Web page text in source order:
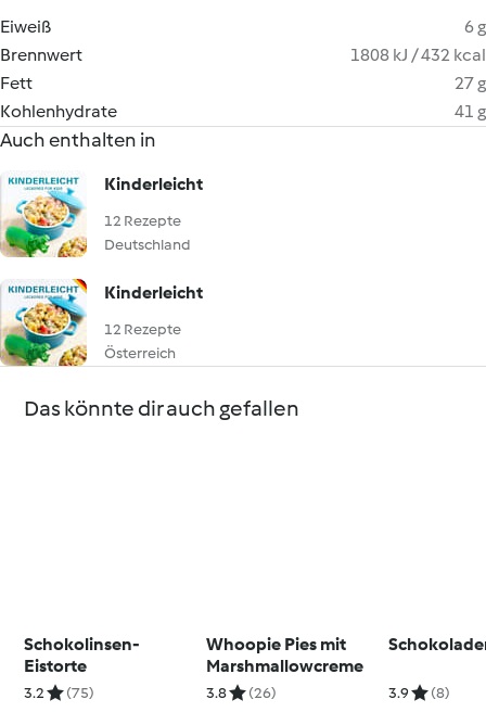
Eiweiß
6 g
Brennwert
1808 kJ / 432 kcal
Fett
27 g
Kohlenhydrate
41 g
Auch enthalten in
Kinderleicht
12 Rezepte
Deutschland
Kinderleicht
12 Rezepte
Österreich
Das könnte dir auch gefallen
Schokolinsen-
Eistorte
3.2 (75)
Whoopie Pies mit
Marshmallowcreme
3.8 (26) 3.9 (8)